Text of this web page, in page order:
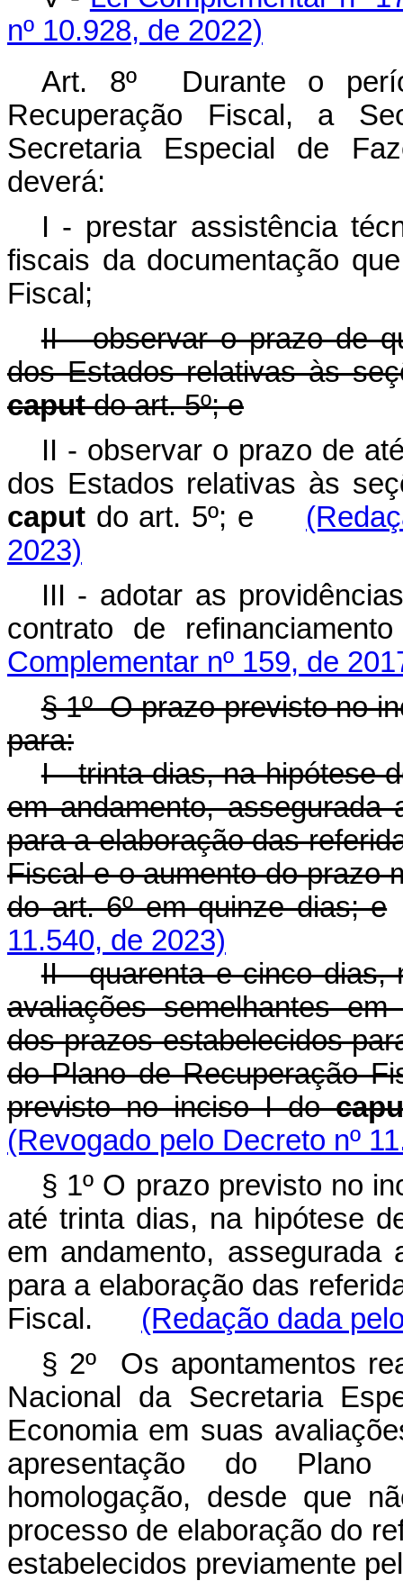
nº 10.928, de 2022)
Art. 8º Durante o
Recuperação Fiscal, a
Secretaria Especial de
deverá:
I - prestar assistência
fiscais da documentação
Fiscal;
II - observar o prazo de
dos Estados relativas às
caputdo art. 5º; e
II - observar o prazo de
dos Estados relativas às
caput do art. 5º; e
2023)
III - adotar as
contrato de
Complementar nº 159, de
§ 1º O prazo previsto no
para:
I - trinta dias, na hipótese
em andamento,
para a elaboração das
Fiscal e o aumento do prazo
do art. 6º em quinze dias; e
11.540, de 2023)
II - quarenta e cinco dias,
avaliações semelhantes
dos prazos estabelecidos
do Plano de Recuperação
previsto no inciso I do
(Revogado pelo Decreto nº
§ 1º O prazo previsto no
até trinta dias, na hipótese
em andamento,
para a elaboração das
Fiscal. (Redação dada
§ 2º Os apontamentos
Nacional da Secretaria
Economia em suas
apresentação do
homologação, desde que
processo de elaboração do
estabelecidos previamente